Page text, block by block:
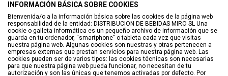
Iniciar sesión
VISTO RECIENTEMENTE
No hay productos
LISTA DE DESEOS
INFORMACIÓN BÁSICA SOBRE COOKIES
Bienvenida/o a la información básica sobre las cookies de la página web
responsabilidad de la entidad: DISTRIBUCION DE BEBIDAS MIRO SL Una
cookie o galleta informática es un pequeño archivo de información que se
guarda en tu ordenador, “smartphone” o tableta cada vez que visitas
nuestra página web. Algunas cookies son nuestras y otras pertenecen a
empresas externas que prestan servicios para nuestra página web. Las
cookies pueden ser de varios tipos: las cookies técnicas son necesarias
para que nuestra página web pueda funcionar, no necesitan de tu
autorización y son las únicas que tenemos activadas por defecto. Por